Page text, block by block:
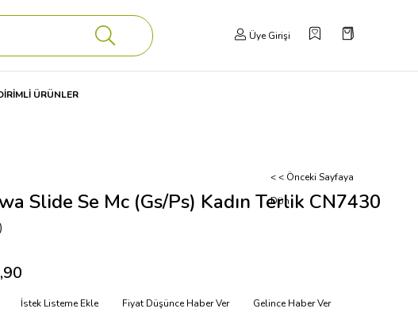
Üye Girişi
ÜRÜNLER
< < Önceki Sayfaya
Dön
Slide Se Mc (Gs/Ps) Kadın Terlik CN7430
İstek Listeme Ekle Fiyat Düşünce Haber Ver Gelince Haber Ver